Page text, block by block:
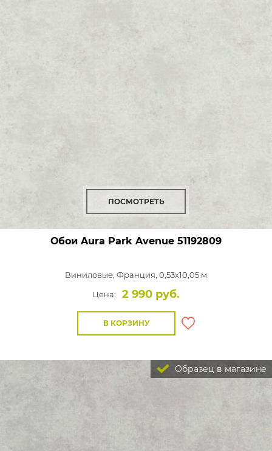
ПОСМОТРЕТЬ
Обои Aura Park Avenue 51192809
Виниловые, Франция, 0,53x10,05 м
Цена:
2 990 руб.
В КОРЗИНУ
Образец в магазине